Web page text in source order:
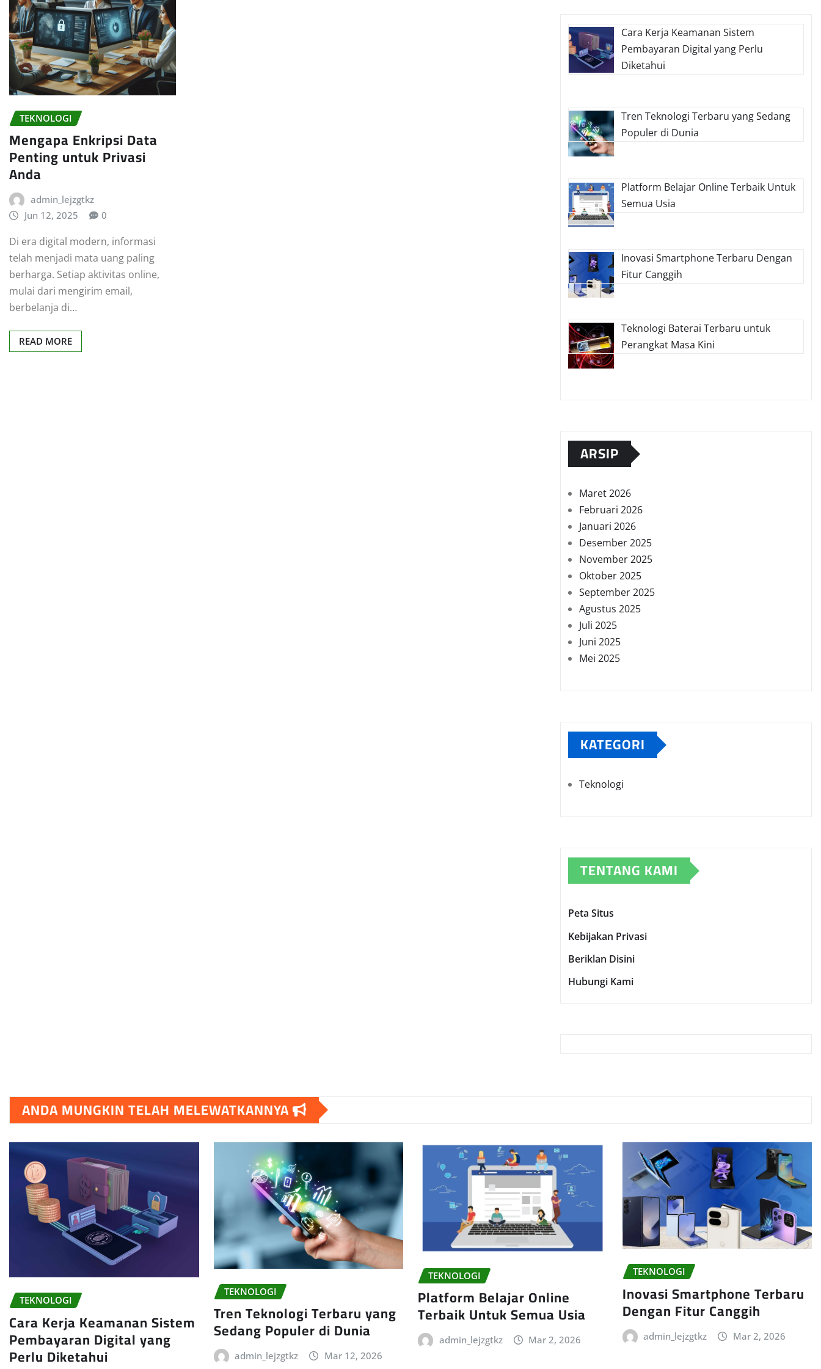
TEKNOLOGI
Mengapa Enkripsi Data
Penting untuk Privasi
Anda
admin_lejzgtkz
Jun 12, 2025
0
Di era digital modern, informasi
telah menjadi mata uang paling
berharga. Setiap aktivitas online,
mulai dari mengirim email,
berbelanja di…
READ MORE
Cara Kerja Keamanan Sistem
Pembayaran Digital yang Perlu
Diketahui
Tren Teknologi Terbaru yang Sedang
Populer di Dunia
Platform Belajar Online Terbaik Untuk
Semua Usia
Inovasi Smartphone Terbaru Dengan
Fitur Canggih
Teknologi Baterai Terbaru untuk
Perangkat Masa Kini
ARSIP
Maret 2026
Februari 2026
Januari 2026
Desember 2025
November 2025
Oktober 2025
September 2025
Agustus 2025
Juli 2025
Juni 2025
Mei 2025
KATEGORI
Teknologi
TENTANG KAMI
Peta Situs
Kebijakan Privasi
Beriklan Disini
Hubungi Kami
ANDA MUNGKIN TELAH MELEWATKANNYA
TEKNOLOGI
Cara Kerja Keamanan Sistem
Pembayaran Digital yang
Perlu Diketahui
TEKNOLOGI
Tren Teknologi Terbaru yang
Sedang Populer di Dunia
admin_lejzgtkz Mar 12, 2026
TEKNOLOGI
Platform Belajar Online
Terbaik Untuk Semua Usia
admin_lejzgtkz Mar 2, 2026
TEKNOLOGI
Inovasi Smartphone Terbaru
Dengan Fitur Canggih
admin_lejzgtkz Mar 2, 2026